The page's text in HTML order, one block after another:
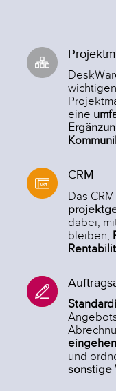
eine
CRM
Das
dabei,
bleiben,
und
sonstige